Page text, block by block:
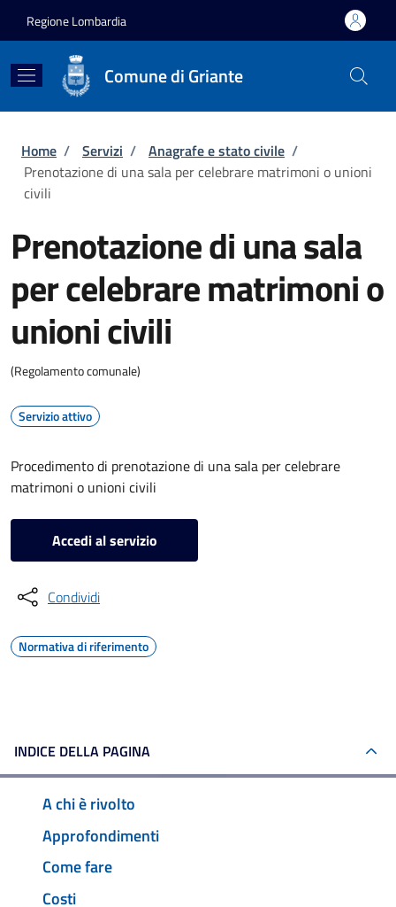
Regione Lombardia
Comune di Griante
Briciole di pane
Home / Servizi / Anagrafe e stato civile /
Prenotazione di una sala per celebrare matrimoni o unioni
civili
Prenotazione di una sala
per celebrare matrimoni o
unioni civili
(Regolamento comunale)
Servizio attivo
Procedimento di prenotazione di una sala per celebrare
matrimoni o unioni civili
Accedi al servizio
Condividi
Normativa di riferimento
INDICE DELLA PAGINA
A chi è rivolto
Approfondimenti
Come fare
Costi